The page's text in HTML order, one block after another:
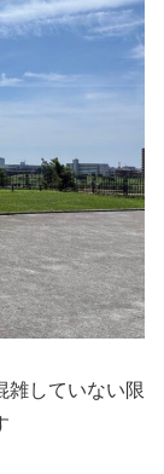
雑していない限